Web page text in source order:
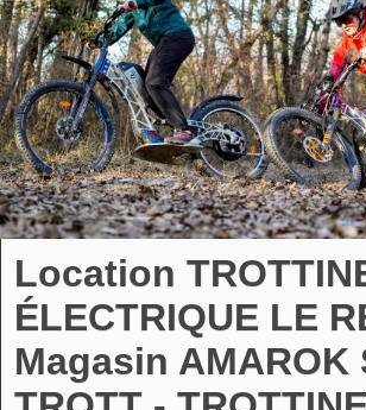
Location
ÉLECTRIQUE LE
Magasin AMAROK